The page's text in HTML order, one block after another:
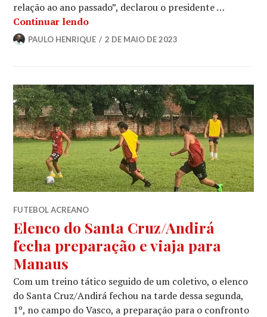
relação ao ano passado”, declarou o presidente …
Continuar lendo
PAULO HENRIQUE 2 DE MAIO DE 2023
FUTEBOL ACREANO
Elenco do Santa Cruz/Andirá
fecha preparação e viaja para
Manaus
Com um treino tático seguido de um coletivo, o elenco
do Santa Cruz/Andirá fechou na tarde dessa segunda,
1º, no campo do Vasco, a preparação para o confronto